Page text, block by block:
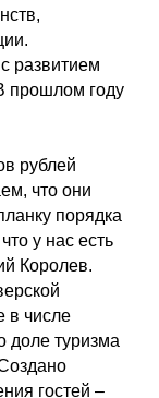
развитием
прошлом году
рублей
что они
порядка
у нас есть
Королев.
в числе
доле туризма
гостей –